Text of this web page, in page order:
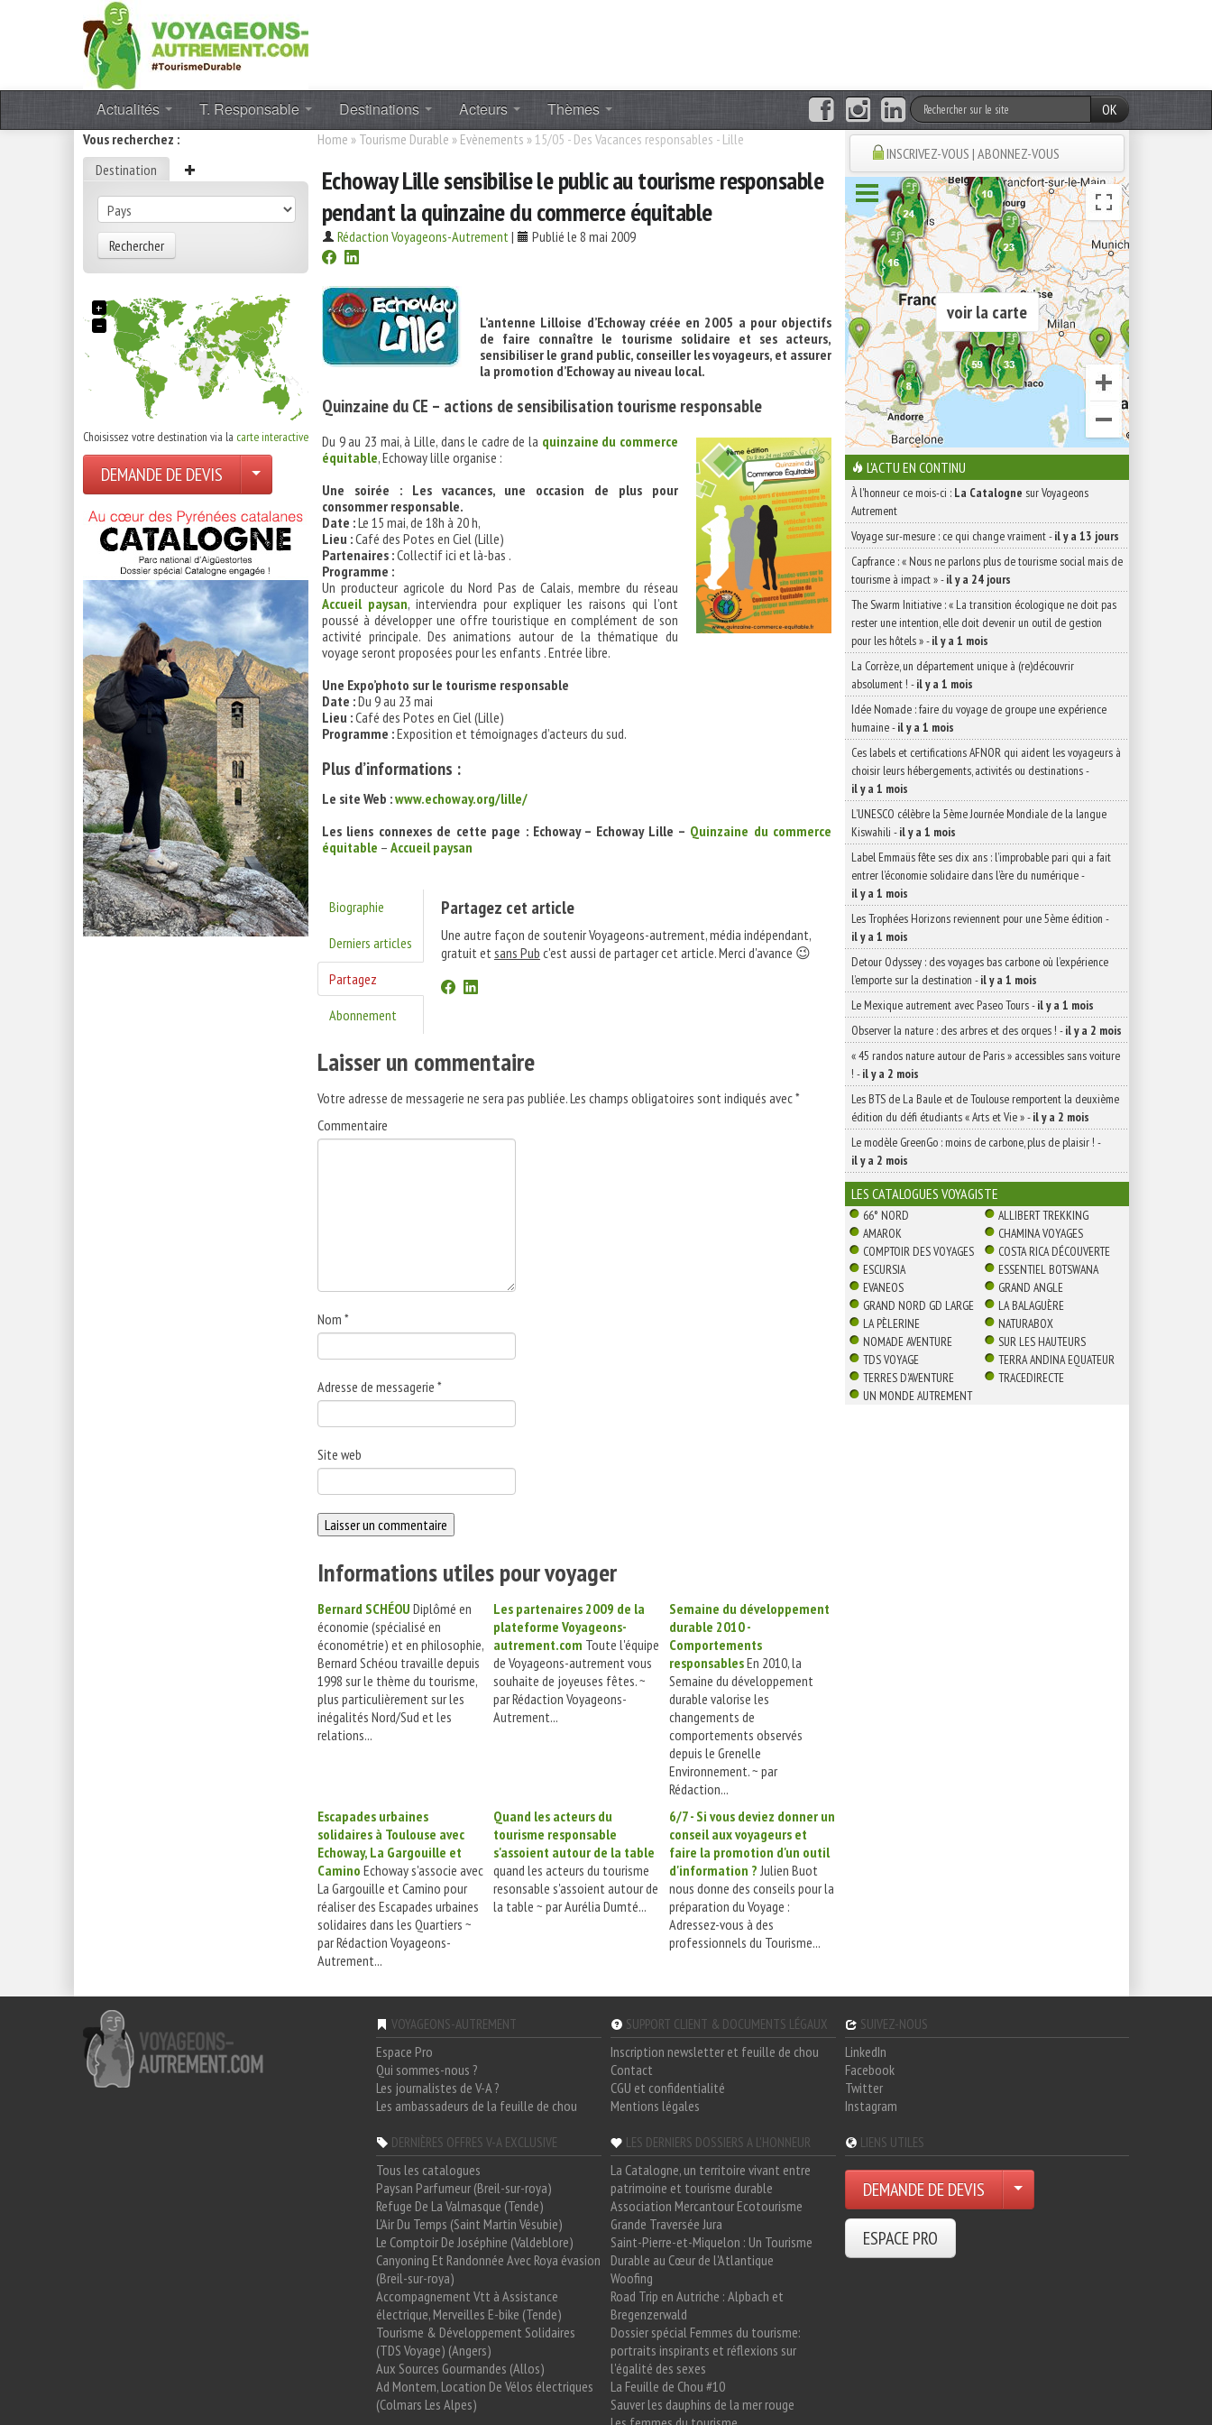
Actualités T. Responsable Destinations Acteurs Thèmes
OK
Vous recherchez :
Destination
Rechercher
+
−
Choisissez votre destination via la carte interactive
DEMANDE DE DEVIS
Home » Tourisme Durable » Evènements » 15/05 - Des Vacances responsables - Lille
Echoway Lille sensibilise le public au tourisme responsable
pendant la quinzaine du commerce équitable
Rédaction Voyageons-Autrement| Publié le 8 mai 2009
L’antenne Lilloise d’Echoway créée en 2005 a pour objectifs
de faire connaître le tourisme solidaire et ses acteurs,
sensibiliser le grand public, conseiller les voyageurs, et assurer
la promotion d’Echoway au niveau local.
Quinzaine du CE – actions de sensibilisation tourisme responsable
Du 9 au 23 mai, à Lille, dans le cadre de la quinzaine du commerce
équitable, Echoway lille organise :
Une soirée : Les vacances, une occasion de plus pour
consommer responsable.
Date :Le 15 mai, de 18h à 20 h,
Lieu :Café des Potes en Ciel (Lille)
Partenaires :Collectif ici et là-bas .
Programme :
Un producteur agricole du Nord Pas de Calais, membre du réseau
Accueil paysan, interviendra pour expliquer les raisons qui l’ont
poussé à développer une offre touristique en complément de son
activité principale. Des animations autour de la thématique du
voyage seront proposées pour les enfants . Entrée libre.
Une Expo’photo sur le tourisme responsable
Date :Du 9 au 23 mai
Lieu :Café des Potes en Ciel (Lille)
Programme :Exposition et témoignages d’acteurs du sud.
Plus d’informations :
Le site Web :www.echoway.org/lille/
Les liens connexes de cette page : Echoway – Echoway Lille – Quinzaine du commerce
équitable – Accueil paysan
Biographie
Derniers articles
Partagez
Abonnement
Partagez cet article
Une autre façon de soutenir Voyageons-autrement, média indépendant,
gratuit etsans Pub c'est aussi de partager cet article. Merci d'avance 😉
Laisser un commentaire
Votre adresse de messagerie ne sera pas publiée.Les champs obligatoires sont indiqués avec*
Commentaire
Nom *
Adresse de messagerie *
Site web
Informations utiles pour voyager
Bernard SCHÉOU Diplômé en
économie (spécialisé en
économétrie) et en philosophie,
Bernard Schéou travaille depuis
1998 sur le thème du tourisme,
plus particulièrement sur les
inégalités Nord/Sud et les
relations...
Les partenaires 2009 de la
plateforme Voyageons-
autrement.com Toute l'équipe
de Voyageons-autrement vous
souhaite de joyeuses fêtes. ~
par Rédaction Voyageons-
Autrement...
Semaine du développement
durable 2010 -
Comportements
responsablesEn 2010, la
Semaine du développement
durable valorise les
changements de
comportements observés
depuis le Grenelle
Environnement. ~ par
Rédaction...
Escapades urbaines
solidaires à Toulouse avec
Echoway, La Gargouille et
Camino Echoway s'associe avec
La Gargouille et Camino pour
réaliser des Escapades urbaines
solidaires dans les Quartiers ~
par Rédaction Voyageons-
Autrement...
Quand les acteurs du
tourisme responsable
s'assoient autour de la table
quand les acteurs du tourisme
resonsable s'assoient autour de
la table ~ par Aurélia Dumté...
6/7 - Si vous deviez donner un
conseil aux voyageurs et
faire la promotion d'un outil
d'information ? Julien Buot
nous donne des conseils pour la
préparation du Voyage :
Adressez-vous à des
professionnels du Tourisme...
INSCRIVEZ-VOUS | ABONNEZ-VOUS
voir la carte
L'ACTU EN CONTINU
À l'honneur ce mois-ci : La Catalogne sur Voyageons
Autrement
Voyage sur-mesure : ce qui change vraiment-il y a 13 jours
Capfrance : « Nous ne parlons plus de tourisme social mais de
tourisme à impact »-il y a 24 jours
The Swarm Initiative : « La transition écologique ne doit pas
rester une intention, elle doit devenir un outil de gestion
pour les hôtels »-il y a 1 mois
La Corrèze, un département unique à (re)découvrir
absolument ! -il y a 1 mois
Idée Nomade : faire du voyage de groupe une expérience
humaine-il y a 1 mois
Ces labels et certifications AFNOR qui aident les voyageurs à
choisir leurs hébergements, activités ou destinations-
il y a 1 mois
L’UNESCO célèbre la 5ème Journée Mondiale de la langue
Kiswahili -il y a 1 mois
Label Emmaüs fête ses dix ans : l’improbable pari qui a fait
entrer l’économie solidaire dans l’ère du numérique-
il y a 1 mois
Les Trophées Horizons reviennent pour une 5ème édition -
il y a 1 mois
Detour Odyssey : des voyages bas carbone où l’expérience
l’emporte sur la destination -il y a 1 mois
Le Mexique autrement avec Paseo Tours-il y a 1 mois
Observer la nature : des arbres et des orques ! -il y a 2 mois
« 45 randos nature autour de Paris » accessibles sans voiture
! -il y a 2 mois
Les BTS de La Baule et de Toulouse remportent la deuxième
édition du défi étudiants « Arts et Vie »-il y a 2 mois
Le modèle GreenGo : moins de carbone, plus de plaisir ! -
il y a 2 mois
LES CATALOGUES VOYAGISTE
66° NORD
ALLIBERT TREKKING
AMAROK
CHAMINA VOYAGES
COMPTOIR DES VOYAGES
COSTA RICA DÉCOUVERTE
ESCURSIA
ESSENTIEL BOTSWANA
EVANEOS
GRAND ANGLE
GRAND NORD GD LARGE
LA BALAGUÈRE
LA PÈLERINE
NATURABOX
NOMADE AVENTURE
SUR LES HAUTEURS
TDS VOYAGE
TERRA ANDINA EQUATEUR
TERRES D'AVENTURE
TRACEDIRECTE
UN MONDE AUTREMENT
VOYAGEONS-AUTREMENT
Espace Pro
Qui sommes-nous ?
Les journalistes de V-A ?
Les ambassadeurs de la feuille de chou
SUPPORT CLIENT & DOCUMENTS LÉGAUX
Inscription newsletter et feuille de chou
Contact
CGU et confidentialité
Mentions légales
SUIVEZ-NOUS
LinkedIn
Facebook
Twitter
Instagram
DERNIÈRES OFFRES V-A EXCLUSIVE
Tous les catalogues
Paysan Parfumeur (Breil-sur-roya)
Refuge De La Valmasque (Tende)
L'Air Du Temps (Saint Martin Vésubie)
Le Comptoir De Joséphine (Valdeblore)
Canyoning Et Randonnée Avec Roya évasion
(Breil-sur-roya)
Accompagnement Vtt à Assistance
électrique, Merveilles E-bike (Tende)
Tourisme & Développement Solidaires
(TDS Voyage) (Angers)
Aux Sources Gourmandes (Allos)
Ad Montem, Location De Vélos électriques
(Colmars Les Alpes)
LES DERNIERS DOSSIERS A L'HONNEUR
La Catalogne, un territoire vivant entre
patrimoine et tourisme durable
Association Mercantour Ecotourisme
Grande Traversée Jura
Saint-Pierre-et-Miquelon : Un Tourisme
Durable au Cœur de l'Atlantique
Woofing
Road Trip en Autriche : Alpbach et
Bregenzerwald
Dossier spécial Femmes du tourisme:
portraits inspirants et réflexions sur
l'égalité des sexes
La Feuille de Chou #10
Sauver les dauphins de la mer rouge
LIENS UTILES
DEMANDE DE DEVIS
ESPACE PRO